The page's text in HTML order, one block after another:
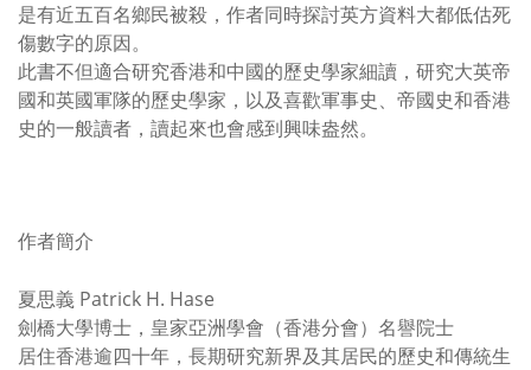
是有近五百名鄉民被殺，作者同時探討英方資料大都低估死
傷數字的原因。
此書不但適合研究香港和中國的歷史學家細讀，研究大英帝
國和英國軍隊的歷史學家，以及喜歡軍事史、帝國史和香港
史的一般讀者，讀起來也會感到興味盎然。
作者簡介
夏思義 Patrick H. Hase
劍橋大學博士，皇家亞洲學會（香港分會）名譽院士
居住香港逾四十年，長期研究新界及其居民的歷史和傳統生